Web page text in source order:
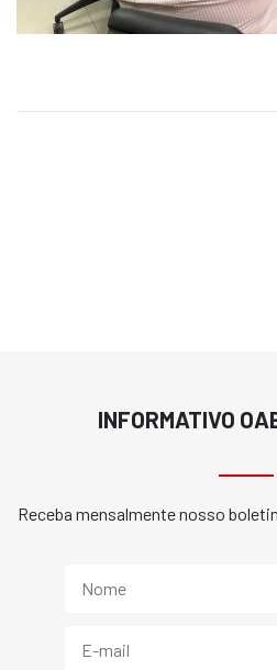
INFORMATIVO
Receba mensalmente nosso